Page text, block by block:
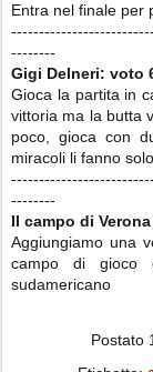
Entra nel finale per
--------
Gigi Delneri: voto
Gioca la partita in
vittoria ma la butta
poco, gioca con
miracoli li fanno
--------
Il campo di
Aggiungiamo una
campo di gioco
sudamericano
Postato